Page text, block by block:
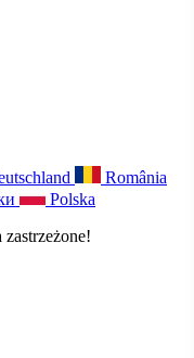
România
Polska